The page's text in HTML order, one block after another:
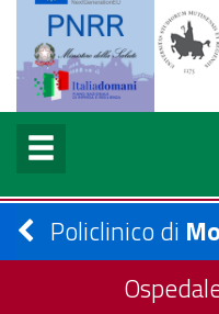
Policlinico di